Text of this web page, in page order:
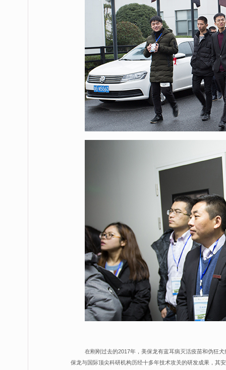
在刚刚过去的2017年，美保龙有蓝耳病灭活疫苗和伪狂
保龙与国际顶尖科研机构历经十多年技术攻关的研发成果，其